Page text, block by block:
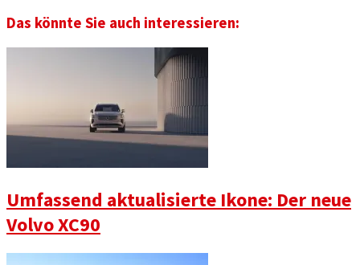
Das könnte Sie auch interessieren:
Umfassend aktualisierte Ikone: Der neue
Volvo XC90